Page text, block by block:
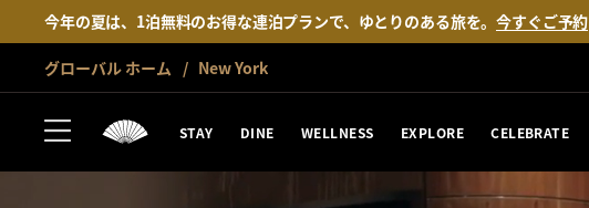
今年の夏は、1泊無料のお得な連泊プランで、ゆとりのある旅を。今すぐご予約
グローバル ホーム New York
STAY DINE WELLNESS EXPLORE CELEBRATE